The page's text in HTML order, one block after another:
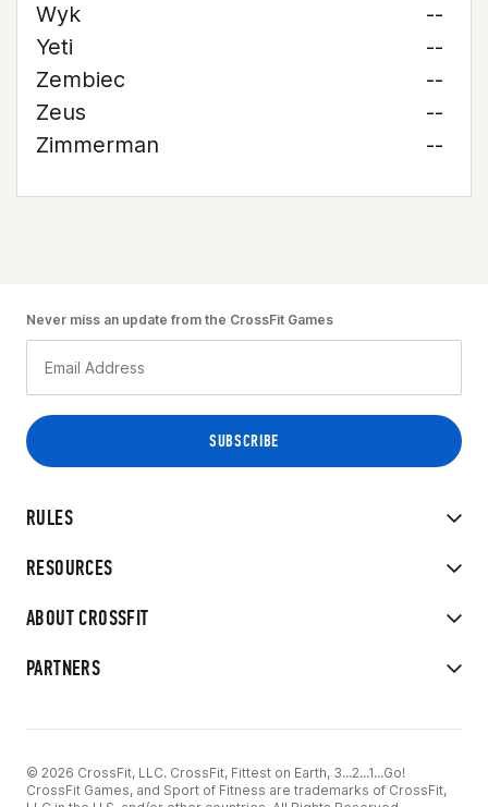
Wyk
--
Yeti
--
Zembiec
--
Zeus
--
Zimmerman
--
RULES
RESOURCES
ABOUT CROSSFIT
PARTNERS
Never miss an update from the CrossFit Games
© 2026 CrossFit, LLC. CrossFit, Fittest on Earth, 3...2...1...Go!
CrossFit Games, and Sport of Fitness are trademarks of CrossFit,